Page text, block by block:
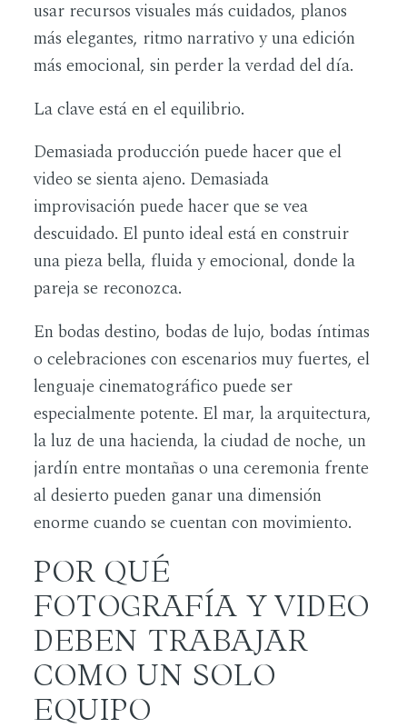
usar recursos visuales más cuidados, planos
más elegantes, ritmo narrativo y una edición
más emocional, sin perder la verdad del día.
La clave está en el equilibrio.
Demasiada producción puede hacer que el
video se sienta ajeno. Demasiada
improvisación puede hacer que se vea
descuidado. El punto ideal está en construir
una pieza bella, fluida y emocional, donde la
pareja se reconozca.
En bodas destino, bodas de lujo, bodas íntimas
o celebraciones con escenarios muy fuertes, el
lenguaje cinematográfico puede ser
especialmente potente. El mar, la arquitectura,
la luz de una hacienda, la ciudad de noche, un
jardín entre montañas o una ceremonia frente
al desierto pueden ganar una dimensión
enorme cuando se cuentan con movimiento.
POR QUÉ
FOTOGRAFÍA Y VIDEO
DEBEN TRABAJAR
COMO UN SOLO
EQUIPO